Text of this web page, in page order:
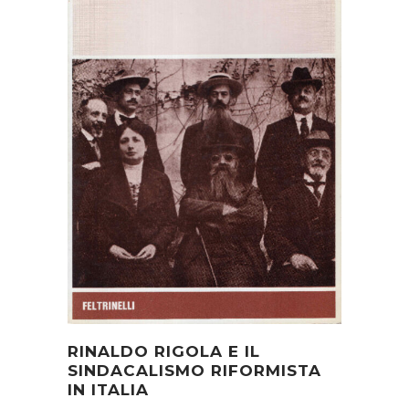
RINALDO RIGOLA E IL
SINDACALISMO RIFORMISTA
IN ITALIA